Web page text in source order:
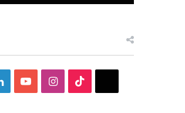
LinkedInYouTubeInstagram